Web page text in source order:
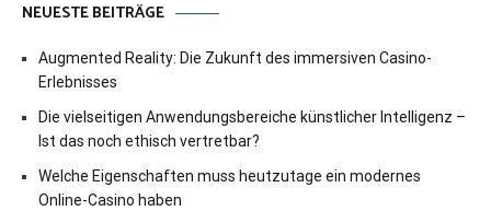
NEUESTE BEITRÄGE
Augmented Reality: Die Zukunft des immersiven Casino-
Erlebnisses
Die vielseitigen Anwendungsbereiche künstlicher Intelligenz –
Ist das noch ethisch vertretbar?
Welche Eigenschaften muss heutzutage ein modernes
Online-Casino haben